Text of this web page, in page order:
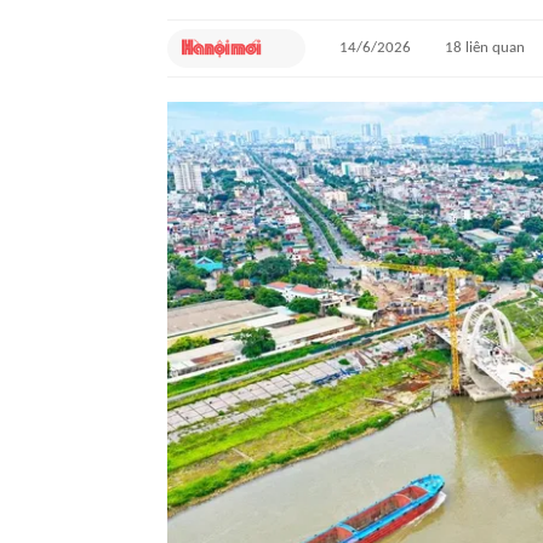
14/6/2026 18 liên quan